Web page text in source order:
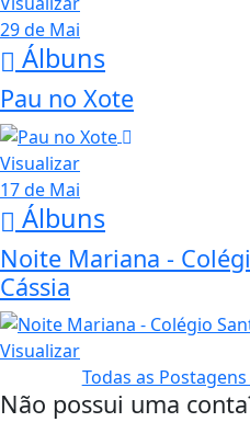
29 de Mai
Álbuns
Pau no Xote
Visualizar
17 de Mai
Álbuns
Noite Mariana -
Cássia
Visualizar
Todas as Postagens
Não possui uma